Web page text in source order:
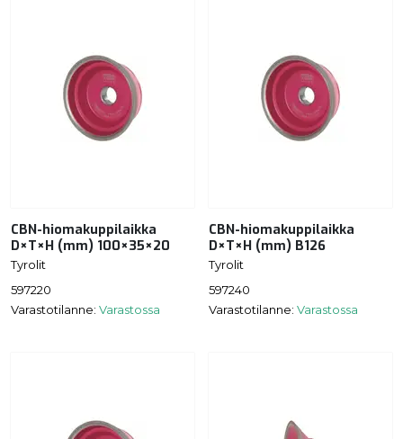
CBN-hiomakuppilaikka
D×T×H (mm) 100×35×20
Tyrolit
597220
Varastotilanne: Varastossa
CBN-hiomakuppilaikka
D×T×H (mm) B126
Tyrolit
597240
Varastotilanne: Varastossa